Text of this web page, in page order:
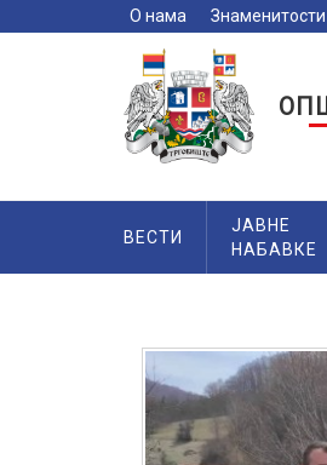
О нама Знаменитости
ВЕСТИ
ЈАВНЕ
НАБАВКЕ